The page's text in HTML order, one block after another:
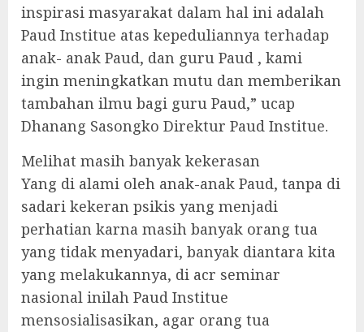
inspirasi masyarakat dalam hal ini adalah
Paud Institue atas kepeduliannya terhadap
anak- anak Paud, dan guru Paud , kami
ingin meningkatkan mutu dan memberikan
tambahan ilmu bagi guru Paud,” ucap
Dhanang Sasongko Direktur Paud Institue.
Melihat masih banyak kekerasan
Yang di alami oleh anak-anak Paud, tanpa di
sadari kekeran psikis yang menjadi
perhatian karna masih banyak orang tua
yang tidak menyadari, banyak diantara kita
yang melakukannya, di acr seminar
nasional inilah Paud Institue
mensosialisasikan, agar orang tua